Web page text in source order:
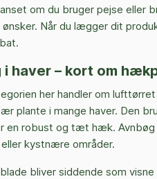
om du bruger pejse eller
Når du lægger dit
i haver – kort om
her handler om
plante i mange haver. Den
en robust og tæt hæk. Avnbøg
eller kystnære områder.
bliver siddende som